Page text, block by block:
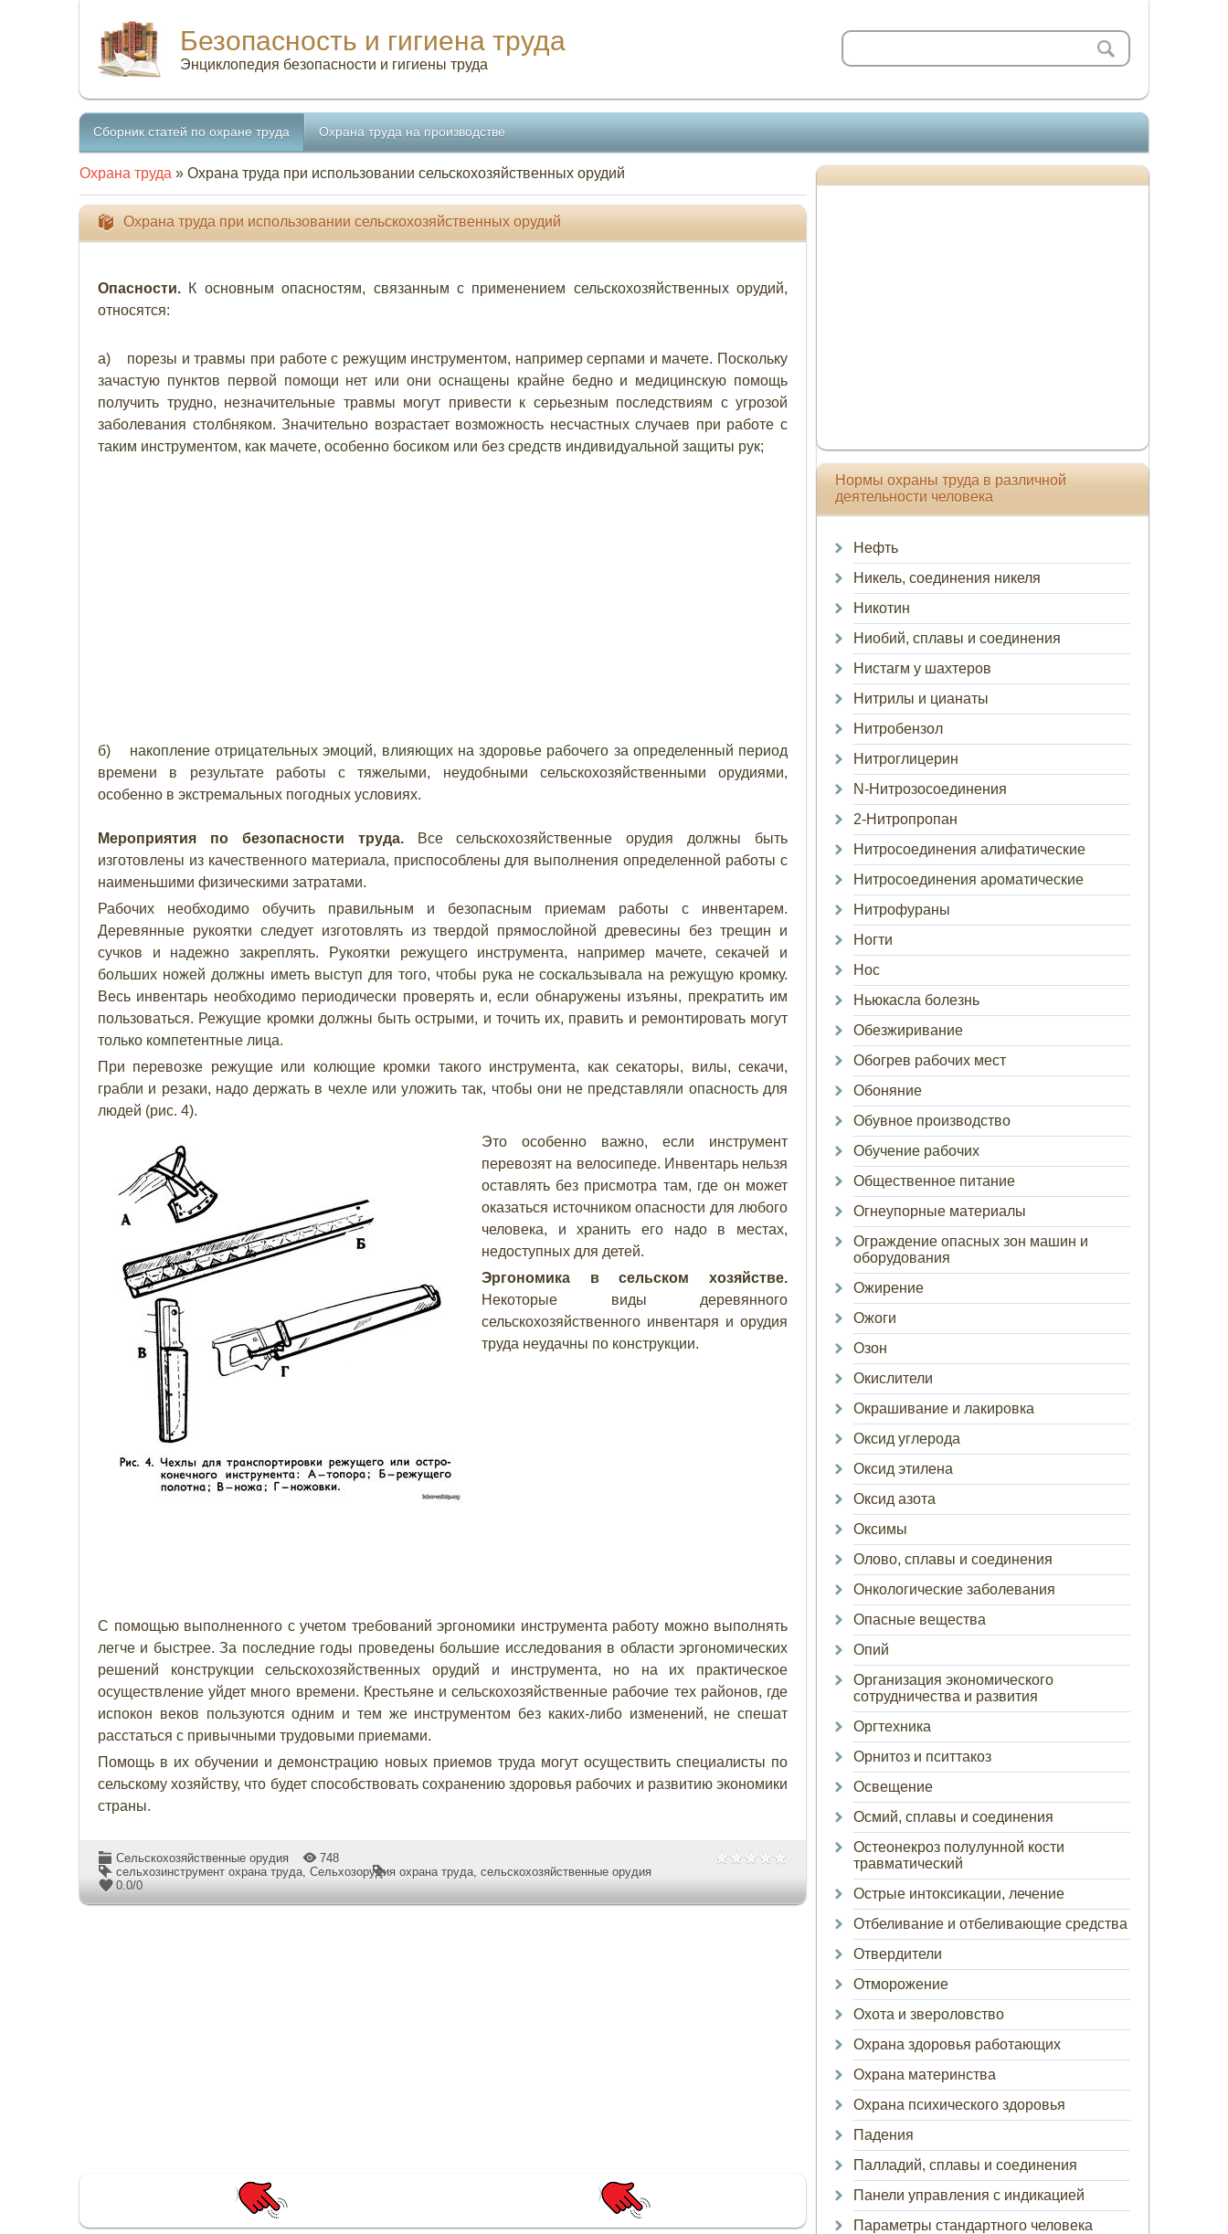
Безопасность и гигиена труда
Энциклопедия безопасности и гигиены труда
Сборник статей по охране труда Охрана труда на производстве
Охрана труда » Охрана труда при использовании сельскохозяйственных орудий
Охрана труда при использовании сельскохозяйственных орудий
Опасности. К основным опасностям, связанным с применением сельскохозяйственных орудий,
относятся:
а) порезы и травмы при работе с режущим инструментом, например серпами и мачете. Поскольку
зачастую пунктов первой помощи нет или они оснащены крайне бедно и медицинскую помощь
получить трудно, незначительные травмы могут привести к серьезным последствиям с угрозой
заболевания столбняком. Значительно возрастает возможность несчастных случаев при работе с
таким инструментом, как мачете, особенно босиком или без средств индивидуальной защиты рук;
б) накопление отрицательных эмоций, влияющих на здоровье рабочего за определенный период
времени в результате работы с тяжелыми, неудобными сельскохозяйственными орудиями,
особенно в экстремальных погодных условиях.
Мероприятия по безопасности труда.Все сельскохозяйственные орудия должны быть
изготовлены из качественного материала, приспособлены для выполнения определенной работы с
наименьшими физическими затратами.
Рабочих необходимо обучить правильным и безопасным приемам работы с инвентарем.
Деревянные рукоятки следует изготовлять из твердой прямослойной древесины без трещин и
сучков и надежно закреплять. Рукоятки режущего инструмента, например мачете, секачей и
больших ножей должны иметь выступ для того, чтобы рука не соскальзывала на режущую кромку.
Весь инвентарь необходимо периодически проверять и, если обнаружены изъяны, прекратить им
пользоваться. Режущие кромки должны быть острыми, и точить их, править и ремонтировать могут
только компетентные лица.
При перевозке режущие или колющие кромки такого инструмента, как секаторы, вилы, секачи,
грабли и резаки, надо держать в чехле или уложить так, чтобы они не представляли опасность для
людей (рис. 4).
Это особенно важно, если инструмент
перевозят на велосипеде. Инвентарь нельзя
оставлять без присмотра там, где он может
оказаться источником опасности для любого
человека, и хранить его надо в местах,
недоступных для детей.
Эргономика в сельском хозяйстве.
Некоторые виды деревянного
сельскохозяйственного инвентаря и орудия
труда неудачны по конструкции.
С помощью выполненного с учетом требований эргономики инструмента работу можно выполнять
легче и быстрее. За последние годы проведены большие исследования в области эргономических
решений конструкции сельскохозяйственных орудий и инструмента, но на их практическое
осуществление уйдет много времени. Крестьяне и сельскохозяйственные рабочие тех районов, где
испокон веков пользуются одним и тем же инструментом без каких-либо изменений, не спешат
расстаться с привычными трудовыми приемами.
Помощь в их обучении и демонстрацию новых приемов труда могут осуществить специалисты по
сельскому хозяйству, что будет способствовать сохранению здоровья рабочих и развитию экономики
страны.
Сельскохозяйственные орудия
748
сельхозинструмент охрана труда, Сельхозорудия охрана труда, сельскохозяйственные орудия
0.0/0
Нормы охраны труда в различной
деятельности человека
Нефть
Никель, соединения никеля
Никотин
Ниобий, сплавы и соединения
Нистагм у шахтеров
Нитрилы и цианаты
Нитробензол
Нитроглицерин
N-Нитрозосоединения
2-Нитропропан
Нитросоединения алифатические
Нитросоединения ароматические
Нитрофураны
Ногти
Нос
Ньюкасла болезнь
Обезжиривание
Обогрев рабочих мест
Обоняние
Обувное производство
Обучение рабочих
Общественное питание
Огнеупорные материалы
Ограждение опасных зон машин и
оборудования
Ожирение
Ожоги
Озон
Окислители
Окрашивание и лакировка
Оксид углерода
Оксид этилена
Оксид азота
Оксимы
Олово, сплавы и соединения
Онкологические заболевания
Опасные вещества
Опий
Организация экономического
сотрудничества и развития
Оргтехника
Орнитоз и пситтакоз
Освещение
Осмий, сплавы и соединения
Остеонекроз полулунной кости
травматический
Острые интоксикации, лечение
Отбеливание и отбеливающие средства
Отвердители
Отморожение
Охота и звероловство
Охрана здоровья работающих
Охрана материнства
Охрана психического здоровья
Падения
Палладий, сплавы и соединения
Панели управления с индикацией
Параметры стандартного человека